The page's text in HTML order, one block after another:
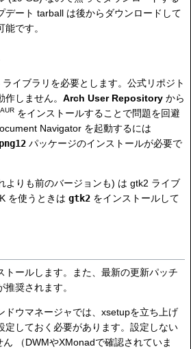
デート tarball は後からダウンロードして
です。
イブラリを必要とします。公式リポジト
しません。 Arch User Repository から
AUR をインストールすることで問題を回避
Navigator を起動するには
パッケージのインストールが必要で
よりも前のバージョンも) は gtk2 ライブ
を使うときは gtk2 をインストールして
トールします。また、最新の更新パッチ
奨されます。
ドウマネージャでは、xsetupを立ち上げ
定しておく必要があります。設定しない
（DWMやXMonadで確認されていま